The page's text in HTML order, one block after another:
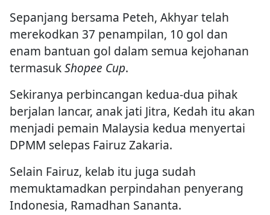
Sepanjang bersama Peteh, Akhyar telah
merekodkan 37 penampilan, 10 gol dan
enam bantuan gol dalam semua kejohanan
termasukShopee Cup.
Sekiranya perbincangan kedua-dua pihak
berjalan lancar, anak jati Jitra, Kedah itu akan
menjadi pemain Malaysia kedua menyertai
DPMM selepas Fairuz Zakaria.
Selain Fairuz, kelab itu juga sudah
memuktamadkan perpindahan penyerang
Indonesia, Ramadhan Sananta.